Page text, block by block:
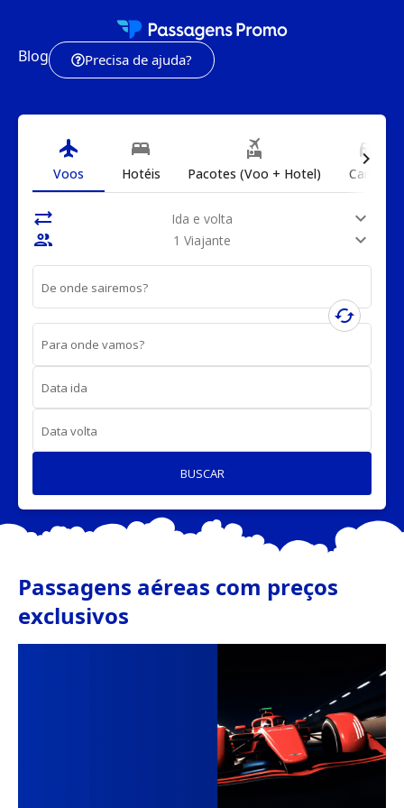
Blog Precisa de ajuda?
flight
Voos
bed
Hotéis
flights_and_hotels
Pacotes (Voo + Hotel)
directions_car
Carros
sync_alt Ida e volta
expand_more
people
1 Viajante expand_more
De onde sairemos?
cached
Para onde vamos?
Data ida
Data volta
BUSCAR
chevron_right
Passagens aéreas com preços
exclusivos